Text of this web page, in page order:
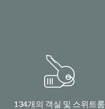
134개의 객실 및 스위트룸